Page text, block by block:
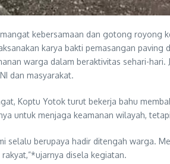
kebersamaan dan gotong royong
karya bakti pemasangan
warga dalam beraktivitas sehari-
dan masyarakat.
Koptu Yotok turut bekerja bahu
untuk menjaga keamanan wilayah,
selalu berupaya hadir ditengah warga.
disela kegiatan.